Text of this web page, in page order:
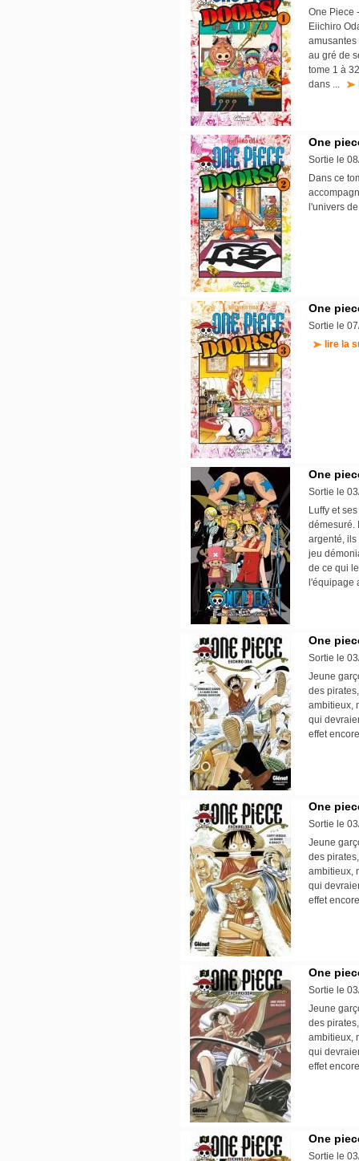
One Piece
Eiichiro
au gré de
tome 1 à
dans ...
One
Sortie le
Dans ce
l'univers
One
Sortie le
lire la
One
Sortie le
Luffy et
démesuré.
argenté, ils
jeu
de ce qui
One
Sortie le
Jeune
des
ambitieux,
qui
effet
One
Sortie le
Jeune
des
ambitieux,
qui
effet
One
Sortie le
Jeune
des
ambitieux,
qui
effet
One
Sortie le